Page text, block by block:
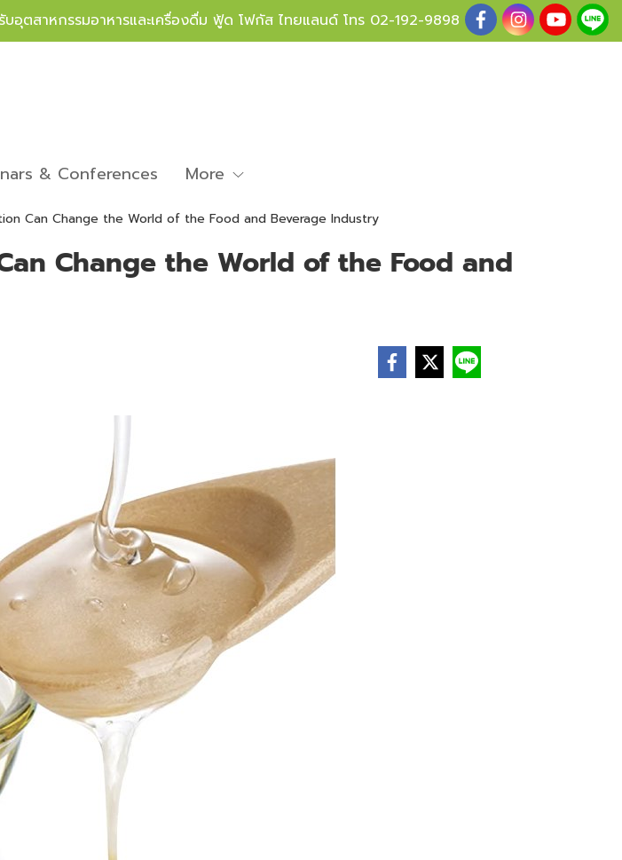
บอุตสาหกรรมอาหารและเครื่องดื่ม ฟู้ด โฟกัส ไทยแลนด์ โทร 02-192-9898
& Conferences More
Can Change the World of the Food and Beverage Industry
Change the World of the Food and